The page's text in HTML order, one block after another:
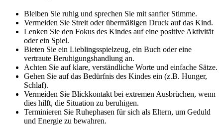
Bleiben Sie ruhig und sprechen Sie mit sanfter Stimme.
Vermeiden Sie Streit oder übermäßigen Druck auf das Kind.
Lenken Sie den Fokus des Kindes auf eine positive Aktivität
oder ein Spiel.
Bieten Sie ein Lieblingsspielzeug, ein Buch oder eine
vertraute Beruhigungshandlung an.
Achten Sie auf klare, verständliche Worte und einfache Sätze.
Gehen Sie auf das Bedürfnis des Kindes ein (z.B. Hunger,
Schlaf).
Vermeiden Sie Blickkontakt bei extremen Ausbrüchen, wenn
dies hilft, die Situation zu beruhigen.
Terminieren Sie Ruhephasen für sich als Eltern, um Geduld
und Energie zu bewahren.